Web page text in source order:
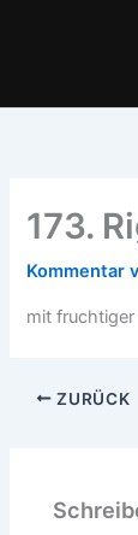
173.
Kommentar
mit
ZURÜCK